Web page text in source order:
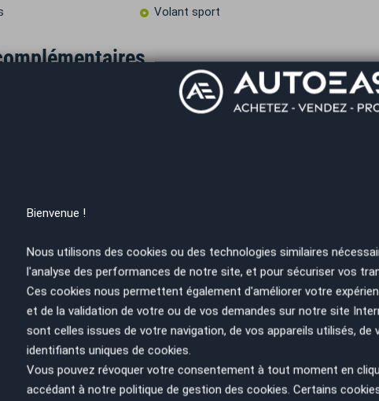
Volant sport
dans nos annonces ! N'hésitez pas à vérifier auprès de votre
pour effectuer votre carte grise.
la route de 490 € et carte grise.
à la gare de Saint-Exupéry ou à la station de métro Laurent-
€
Apport en €
€
Durée
€/mois * Recevoir la simulation
Bienvenue !
Nous utilisons des cookies ou des technologies similaires
l'analyse des performances de notre site, et pour sécuriser vos
Ces cookies nous permettent également d'améliorer votre
et de la validation de votre ou de vos demandes sur notre site
sont celles issues de votre navigation, de vos appareils utilisés, de
identifiants uniques de cookies.
Vous pouvez révoquer votre consentement à tout moment en
accédant à notre politique de gestion des cookies. Certains